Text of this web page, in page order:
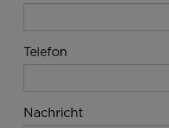
Telefon
Nachricht